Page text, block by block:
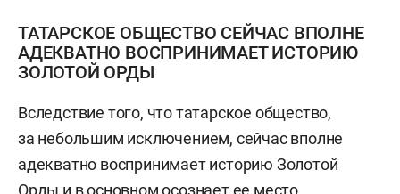
ТАТАРСКОЕ ОБЩЕСТВО СЕЙЧАС ВПОЛНЕ
АДЕКВАТНО ВОСПРИНИМАЕТ ИСТОРИЮ
ЗОЛОТОЙ ОРДЫ
Вследствие того, что татарское общество,
за небольшим исключением, сейчас вполне
адекватно воспринимает историю Золотой
Орды и в основном осознает ее место